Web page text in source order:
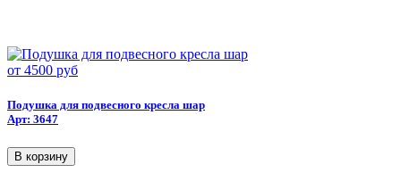
от 4500 руб
Подушка для подвесного кресла шар
Арт: 3647